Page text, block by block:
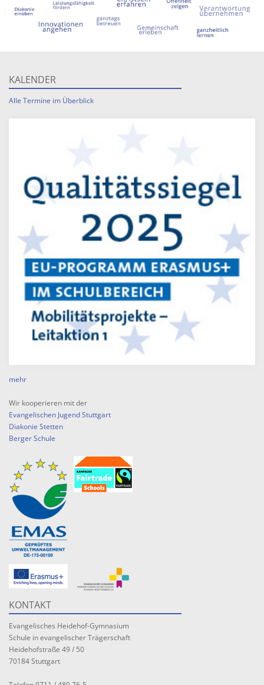
KALENDER
Alle Termine im Überblick
mehr
Wir kooperieren mit der
Evangelischen Jugend Stuttgart
Diakonie Stetten
Berger Schule
KONTAKT
Evangelisches Heidehof-Gymnasium
Schule in evangelischer Trägerschaft
Heidehofstraße 49 / 50
70184 Stuttgart